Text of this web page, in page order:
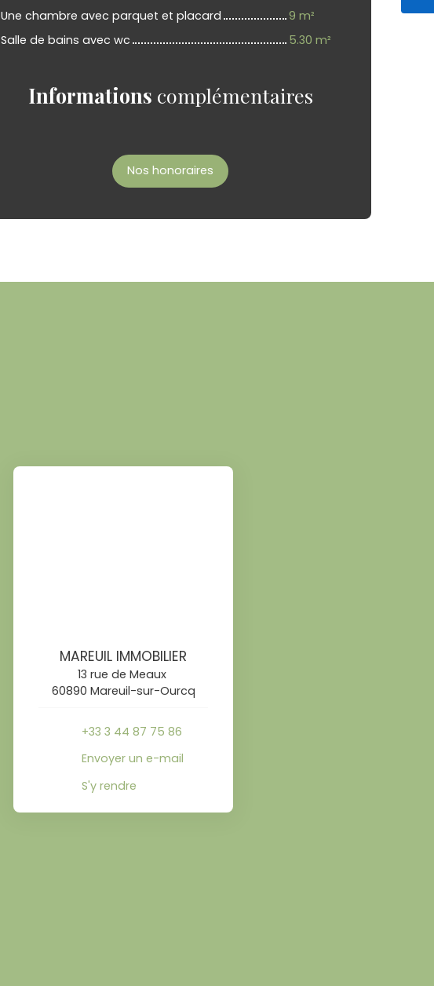
Une chambre avec parquet et placard
9 m²
Salle de bains avec wc
5.30 m²
Informations complémentaires
Nos honoraires
MAREUIL IMMOBILIER
13 rue de Meaux
60890 Mareuil-sur-Ourcq
+33 3 44 87 75 86
Envoyer un e-mail
S'y rendre